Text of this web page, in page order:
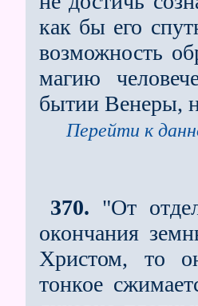
как бы его
возможность
магию
бытии Венеры,
Перейти к
370. "От
окончания
Христом, то
тонкое